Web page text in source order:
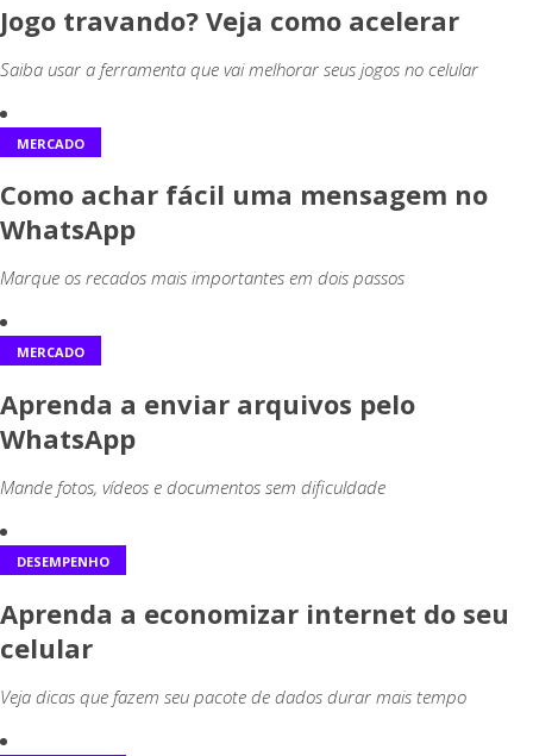
Jogo travando? Veja como acelerar
Saiba usar a ferramenta que vai melhorar seus jogos no celular
MERCADO
Como achar fácil uma mensagem no
WhatsApp
Marque os recados mais importantes em dois passos
MERCADO
Aprenda a enviar arquivos pelo
WhatsApp
Mande fotos, vídeos e documentos sem dificuldade
DESEMPENHO
Aprenda a economizar internet do seu
celular
Veja dicas que fazem seu pacote de dados durar mais tempo